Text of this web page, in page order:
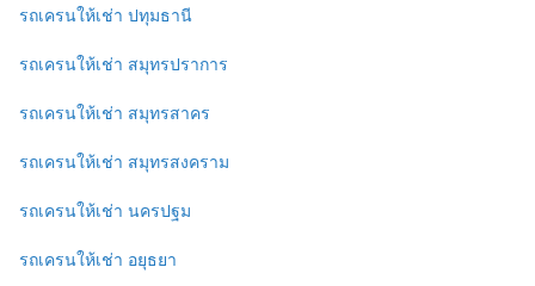
รถเครนให้เช่า ปทุมธานี
รถเครนให้เช่า สมุทรปราการ
รถเครนให้เช่า สมุทรสาคร
รถเครนให้เช่า สมุทรสงคราม
รถเครนให้เช่า นครปฐม
รถเครนให้เช่า อยุธยา